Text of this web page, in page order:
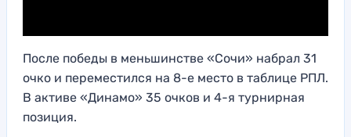
После победы в меньшинстве «Сочи» набрал 31
очко и переместился на 8-е место в таблице РПЛ.
В активе «Динамо» 35 очков и 4-я турнирная
позиция.